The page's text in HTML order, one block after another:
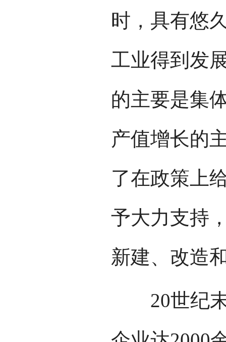
时，具有悠
工业得到发
的主要是集
产值增长的
了在政策上
予大力支持
新建、改造
20世纪末